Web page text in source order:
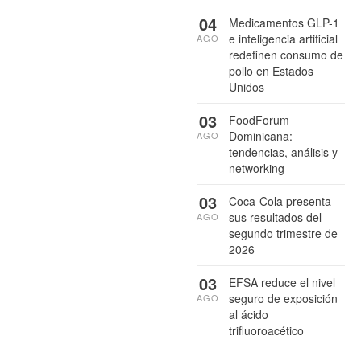
Medicamentos GLP-1
e inteligencia artificial
redefinen consumo de
pollo en Estados
Unidos
04
AGO
FoodForum
Dominicana:
tendencias, análisis y
networking
03
AGO
Coca-Cola presenta
sus resultados del
segundo trimestre de
2026
03
AGO
EFSA reduce el nivel
seguro de exposición
al ácido
trifluoroacético
03
AGO